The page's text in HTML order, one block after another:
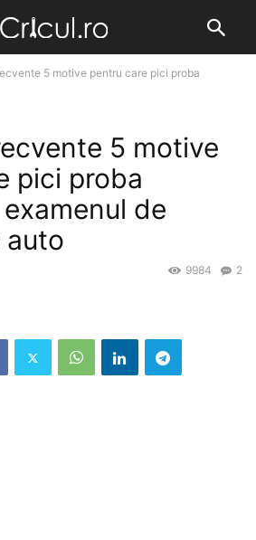
5 motive pentru care pici proba
5 motive
pici proba
de
auto
2
9984